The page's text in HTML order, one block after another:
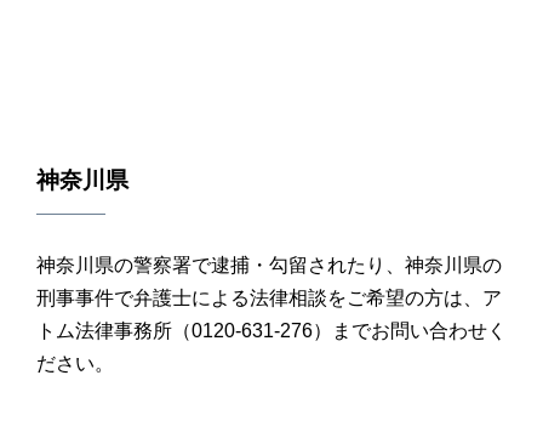
神奈川県
神奈川県の警察署で逮捕・勾留されたり、神奈川県の
刑事事件で弁護士による法律相談をご希望の方は、ア
トム法律事務所（0120-631-276）までお問い合わせく
ださい。